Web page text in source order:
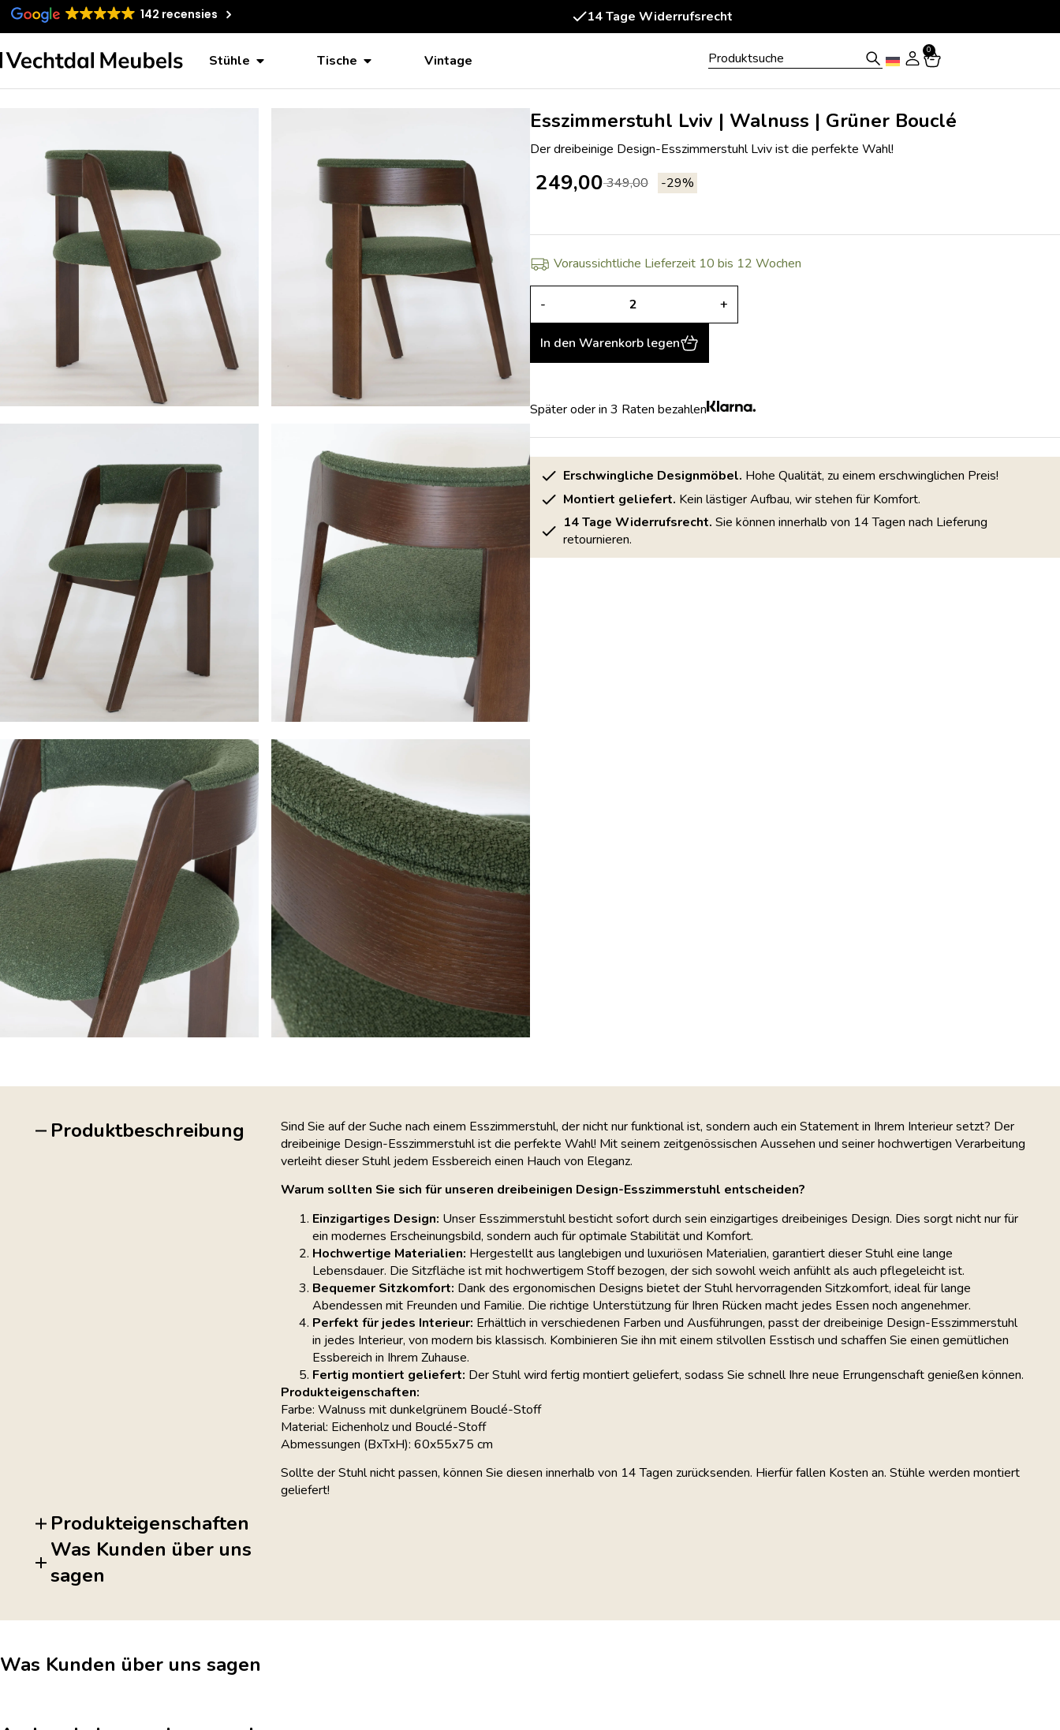
142 recensies Fertig montiert geliefert
Stühle Tische Vintage
0
Esszimmerstuhl Lviv | Walnuss | Grüner Bouclé
Der dreibeinige Design-Esszimmerstuhl Lviv ist die perfekte Wahl!
-29%
349,00
249,00
Voraussichtliche Lieferzeit 10 bis 12 Wochen
- +
In den Warenkorb legen
Später oder in 3 Raten bezahlen
Erschwingliche Designmöbel. Hohe Qualität, zu einem erschwinglichen Preis!
Montiert geliefert. Kein lästiger Aufbau, wir stehen für Komfort.
14 Tage Widerrufsrecht. Sie können innerhalb von 14 Tagen nach Lieferung
retournieren.
Produktbeschreibung
Sind Sie auf der Suche nach einem Esszimmerstuhl, der nicht nur funktional ist, sondern auch ein Statement in Ihrem Interieur setzt? Der
dreibeinige Design-Esszimmerstuhl ist die perfekte Wahl! Mit seinem zeitgenössischen Aussehen und seiner hochwertigen Verarbeitung
verleiht dieser Stuhl jedem Essbereich einen Hauch von Eleganz.
Warum sollten Sie sich für unseren dreibeinigen Design-Esszimmerstuhl entscheiden?
Einzigartiges Design: Unser Esszimmerstuhl besticht sofort durch sein einzigartiges dreibeiniges Design. Dies sorgt nicht nur für
ein modernes Erscheinungsbild, sondern auch für optimale Stabilität und Komfort.
Hochwertige Materialien: Hergestellt aus langlebigen und luxuriösen Materialien, garantiert dieser Stuhl eine lange
Lebensdauer. Die Sitzfläche ist mit hochwertigem Stoff bezogen, der sich sowohl weich anfühlt als auch pflegeleicht ist.
Bequemer Sitzkomfort: Dank des ergonomischen Designs bietet der Stuhl hervorragenden Sitzkomfort, ideal für lange
Abendessen mit Freunden und Familie. Die richtige Unterstützung für Ihren Rücken macht jedes Essen noch angenehmer.
Perfekt für jedes Interieur: Erhältlich in verschiedenen Farben und Ausführungen, passt der dreibeinige Design-Esszimmerstuhl
in jedes Interieur, von modern bis klassisch. Kombinieren Sie ihn mit einem stilvollen Esstisch und schaffen Sie einen gemütlichen
Essbereich in Ihrem Zuhause.
Fertig montiert geliefert: Der Stuhl wird fertig montiert geliefert, sodass Sie schnell Ihre neue Errungenschaft genießen können.
Produkteigenschaften:
Farbe: Walnuss mit dunkelgrünem Bouclé-Stoff
Material: Eichenholz und Bouclé-Stoff
Abmessungen (BxTxH): 60x55x75 cm
Sollte der Stuhl nicht passen, können Sie diesen innerhalb von 14 Tagen zurücksenden. Hierfür fallen Kosten an. Stühle werden montiert
geliefert!
Produkteigenschaften
Was Kunden über uns
sagen
Was Kunden über uns sagen